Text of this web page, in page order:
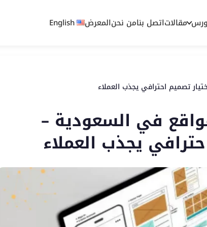
مقالاتاتصل بنامن نحنالمعرض English
تصميم احترافي يجذب العملاء
في السعودية –
يجذب العملاء